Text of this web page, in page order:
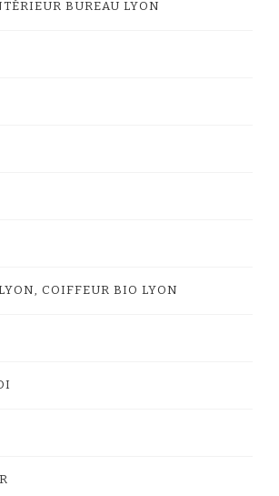
BUREAU LYON
COIFFEUR BIO LYON